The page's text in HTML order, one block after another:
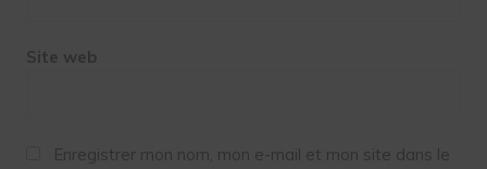
Site web
Enregistrer mon nom, mon e-mail et mon site dans le